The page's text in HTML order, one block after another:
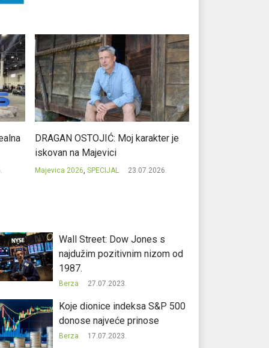
je
SLAĐANA ZGONJANIN: Industrija sa
licem zajednice
Majevica 2026, SPECIJAL 23.07.2026.
Wall Street: Dow Jones s
najdužim pozitivnim nizom od
1987.
Berza 27.07.2023.
Koje dionice indeksa S&P 500
donose najveće prinose
Berza 17.07.2023.